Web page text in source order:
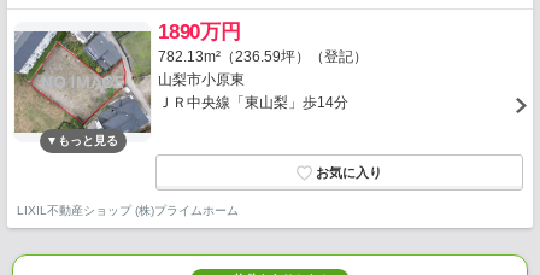
1890万円
782.13m²（236.59坪）（登記）
山梨市小原東
ＪＲ中央線「東山梨」歩14分
LIXIL不動産ショップ (株)プライムホーム